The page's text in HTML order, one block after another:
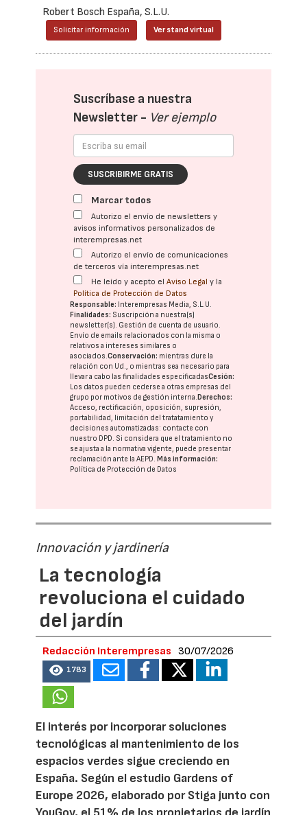
Robert Bosch España, S.L.U.
Solicitar información Ver stand virtual
Suscríbase a nuestra
Newsletter - Ver ejemplo
SUSCRIBIRME GRATIS
Marcar todos
Autorizo el envío de newsletters y
avisos informativos personalizados de
interempresas.net
Autorizo el envío de comunicaciones
de terceros vía interempresas.net
He leído y acepto elAviso Legal y la
Política de Protección de Datos
Responsable: Interempresas Media, S.L.U.
Finalidades: Suscripción a nuestra(s)
newsletter(s). Gestión de cuenta de usuario.
Envío de emails relacionados con la misma o
relativos a intereses similares o
asociados.Conservación: mientras dure la
relación con Ud., o mientras sea necesario para
llevar a cabo las finalidades especificadasCesión:
Los datos pueden cederse a otras empresas del
grupo por motivos de gestión interna. Derechos:
Acceso, rectificación, oposición, supresión,
portabilidad, limitación del tratatamiento y
decisiones automatizadas: contacte con
nuestro DPD. Si considera que el tratamiento no
se ajusta a la normativa vigente, puede presentar
reclamación ante laAEPD. Más información:
Política de Protección de Datos
Innovación y jardinería
La tecnología
revoluciona el cuidado
del jardín
Redacción Interempresas 30/07/2026
1783
El interés por incorporar soluciones
tecnológicas al mantenimiento de los
espacios verdes sigue creciendo en
España. Según el estudio Gardens of
Europe 2026, elaborado por Stiga junto con